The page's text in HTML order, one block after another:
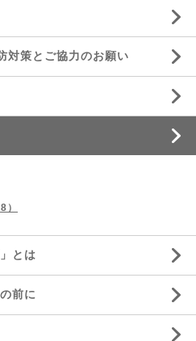
対策とご協力のお願い
）
とは
前に